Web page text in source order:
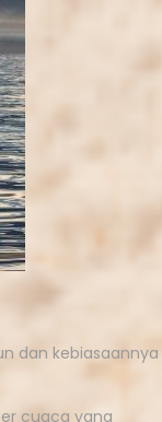
dan kebiasaannya
cuaca yang